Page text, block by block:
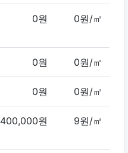
0원 0원/㎡
0원 0원/㎡
0원 0원/㎡
400,000원 9원/㎡